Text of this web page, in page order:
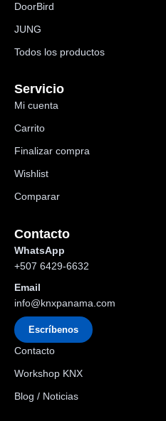
DoorBird
JUNG
Todos los productos
Servicio
Mi cuenta
Carrito
Finalizar compra
Wishlist
Comparar
Contacto
WhatsApp
+507 6429-6632
Email
info@knxpanama.com
Escríbenos
Contacto
Workshop KNX
Blog / Noticias